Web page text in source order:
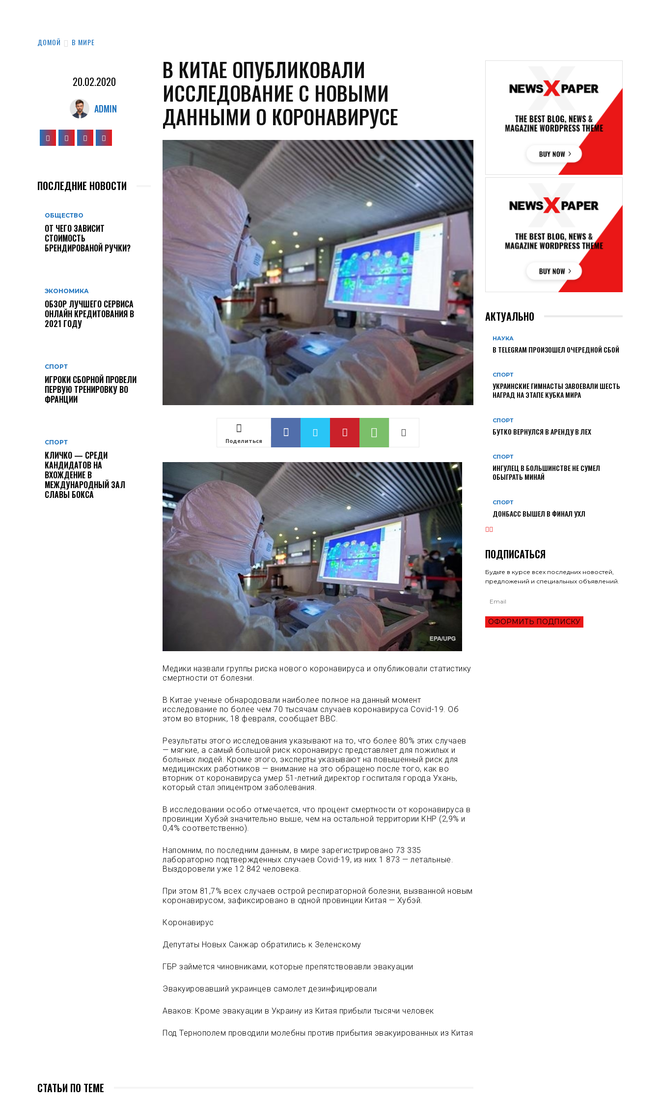
ДОМОЙ В МИРЕ
20.02.2020
ADMIN
ПОСЛЕДНИЕ НОВОСТИ
ОБЩЕСТВО
ОТ ЧЕГО ЗАВИСИТ
СТОИМОСТЬ
БРЕНДИРОВАНОЙ РУЧКИ?
ЭКОНОМИКА
ОБЗОР ЛУЧШЕГО СЕРВИСА
ОНЛАЙН КРЕДИТОВАНИЯ В
2021 ГОДУ
СПОРТ
ИГРОКИ СБОРНОЙ ПРОВЕЛИ
ПЕРВУЮ ТРЕНИРОВКУ ВО
ФРАНЦИИ
СПОРТ
КЛИЧКО — СРЕДИ
КАНДИДАТОВ НА
ВХОЖДЕНИЕ В
МЕЖДУНАРОДНЫЙ ЗАЛ
СЛАВЫ БОКСА
В КИТАЕ ОПУБЛИКОВАЛИ
ИССЛЕДОВАНИЕ С НОВЫМИ
ДАННЫМИ О КОРОНАВИРУСЕ
Поделиться
Медики назвали группы риска нового коронавируса и опубликовали статистику
смертности от болезни.
В Китае ученые обнародовали наиболее полное на данный момент
исследование по более чем 70 тысячам случаев коронавируса Covid-19. Об
этом во вторник, 18 февраля, сообщает BBC.
Результаты этого исследования указывают на то, что более 80% этих случаев
— мягкие, а самый большой риск коронавирус представляет для пожилых и
больных людей. Кроме этого, эксперты указывают на повышенный риск для
медицинских работников — внимание на это обращено после того, как во
вторник от коронавируса умер 51-летний директор госпиталя города Ухань,
который стал эпицентром заболевания.
В исследовании особо отмечается, что процент смертности от коронавируса в
провинции Хубэй значительно выше, чем на остальной территории КНР (2,9% и
0,4% соответственно).
Напомним, по последним данным, в мире зарегистрировано 73 335
лабораторно подтвержденных случаев Covid-19, из них 1 873 — летальные.
Выздоровели уже 12 842 человека.
При этом 81,7% всех случаев острой респираторной болезни, вызванной новым
коронавирусом, зафиксировано в одной провинции Китая — Хубэй.
Коронавирус
Депутаты Новых Санжар обратились к Зеленскому
ГБР займется чиновниками, которые препятствовавли эвакуации
Эвакуировавший украинцев самолет дезинфицировали
Аваков: Кроме эвакуации в Украину из Китая прибыли тысячи человек
Под Тернополем проводили молебны против прибытия эвакуированных из Китая
СТАТЬИ ПО ТЕМЕ
АКТУАЛЬНО
НАУКА
В TELEGRAM ПРОИЗОШЕЛ ОЧЕРЕДНОЙ СБОЙ
СПОРТ
УКРАИНСКИЕ ГИМНАСТЫ ЗАВОЕВАЛИ ШЕСТЬ
НАГРАД НА ЭТАПЕ КУБКА МИРА
СПОРТ
БУТКО ВЕРНУЛСЯ В АРЕНДУ В ЛЕХ
СПОРТ
ИНГУЛЕЦ В БОЛЬШИНСТВЕ НЕ СУМЕЛ
ОБЫГРАТЬ МИНАЙ
СПОРТ
ДОНБАСС ВЫШЕЛ В ФИНАЛ УХЛ
ПОДПИСАТЬСЯ
Будьте в курсе всех последних новостей,
предложений и специальных объявлений.
ОФОРМИТЬ ПОДПИСКУ